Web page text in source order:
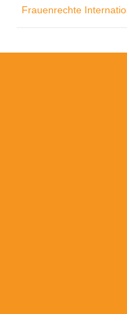
Frauenrechte